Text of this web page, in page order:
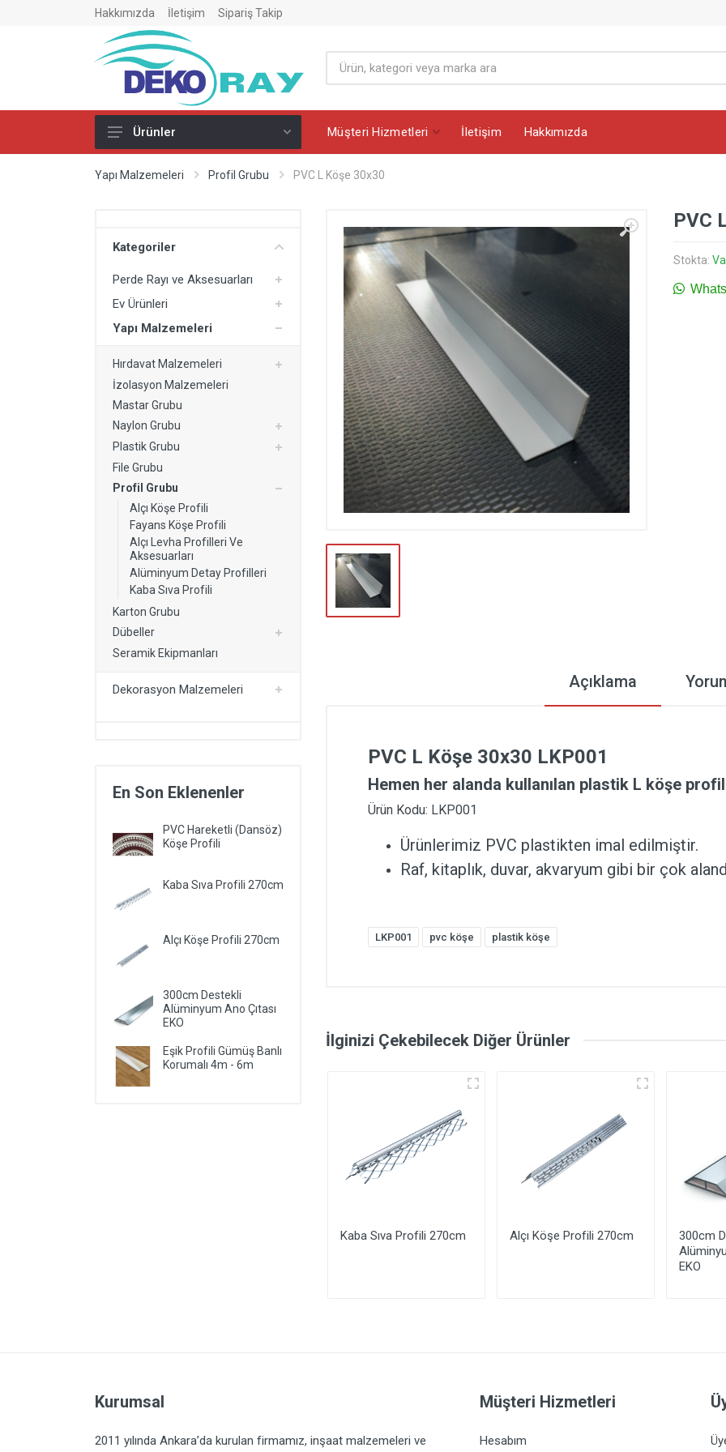
Hakkımızda İletişim Sipariş Takip
Perde Rayı ve Aksesuarları
Perde Rayı Montaj Ürünleri
Ev Ürünleri
Yapı Malzemeleri
Dekorasyon Malzemeleri
Kartonpiyer Modelleri
Ürünler Müşteri Hizmetleri İletişim Hakkımızda
Yapı Malzemeleri Profil Grubu PVC L Köşe 30x30
Kategoriler
Perde Rayı ve Aksesuarları
Ev Ürünleri
Yapı Malzemeleri
Hırdavat Malzemeleri
İzolasyon Malzemeleri
Mastar Grubu
Naylon Grubu
Plastik Grubu
File Grubu
Profil Grubu
Alçı Köşe Profili
Fayans Köşe Profili
Alçı Levha Profilleri Ve
Aksesuarları
Alüminyum Detay Profilleri
Kaba Sıva Profili
Karton Grubu
Dübeller
Seramik Ekipmanları
Dekorasyon Malzemeleri
En Son Eklenenler
PVC Hareketli (Dansöz)
Köşe Profili
Kaba Sıva Profili 270cm
Alçı Köşe Profili 270cm
300cm Destekli
Alüminyum Ano Çıtası
EKO
Eşik Profili Gümüş Banlı
Korumalı 4m - 6m
PVC
Stokta:
Açıklama
PVC L Köşe 30x30 LKP001
Hemen her alanda kullanılan plastik L köşe
Ürün Kodu: LKP001
Ürünlerimiz PVC plastikten imal edilmiştir.
Raf, kitaplık, duvar, akvaryum gibi bir çok
LKP001 pvc köşe plastik köşe
İlginizi Çekebilecek Diğer Ürünler
Kaba Sıva Profili 270cm Alçı Köşe Profili 270cm
300cm
EKO
Kurumsal
2011 yılında Ankara’da kurulan firmamız, inşaat malzemeleri ve
Müşteri Hizmetleri
Hesabım